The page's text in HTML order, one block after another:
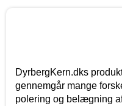
DyrbergKern.dks
gennemgår mange
polering og belægning